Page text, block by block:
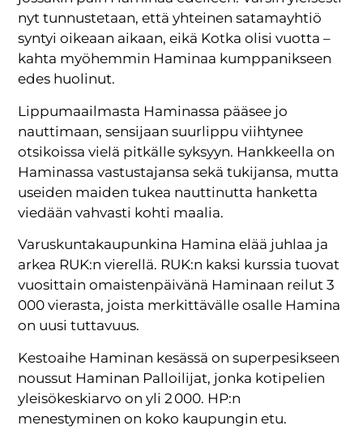
nyt tunnustetaan, että yhteinen satamayhtiö
syntyi oikeaan aikaan, eikä Kotka olisi vuotta –
kahta myöhemmin Haminaa kumppanikseen
edes huolinut.
Lippumaailmasta Haminassa pääsee jo
nauttimaan, sensijaan suurlippu viihtynee
otsikoissa vielä pitkälle syksyyn. Hankkeella on
Haminassa vastustajansa sekä tukijansa, mutta
useiden maiden tukea nauttinutta hanketta
viedään vahvasti kohti maalia.
Varuskuntakaupunkina Hamina elää juhlaa ja
arkea RUK:n vierellä. RUK:n kaksi kurssia tuovat
vuosittain omaistenpäivänä Haminaan reilut 3
000 vierasta, joista merkittävälle osalle Hamina
on uusi tuttavuus.
Kestoaihe Haminan kesässä on superpesikseen
noussut Haminan Palloilijat, jonka kotipelien
yleisökeskiarvo on yli 2 000. HP:n
menestyminen on koko kaupungin etu.